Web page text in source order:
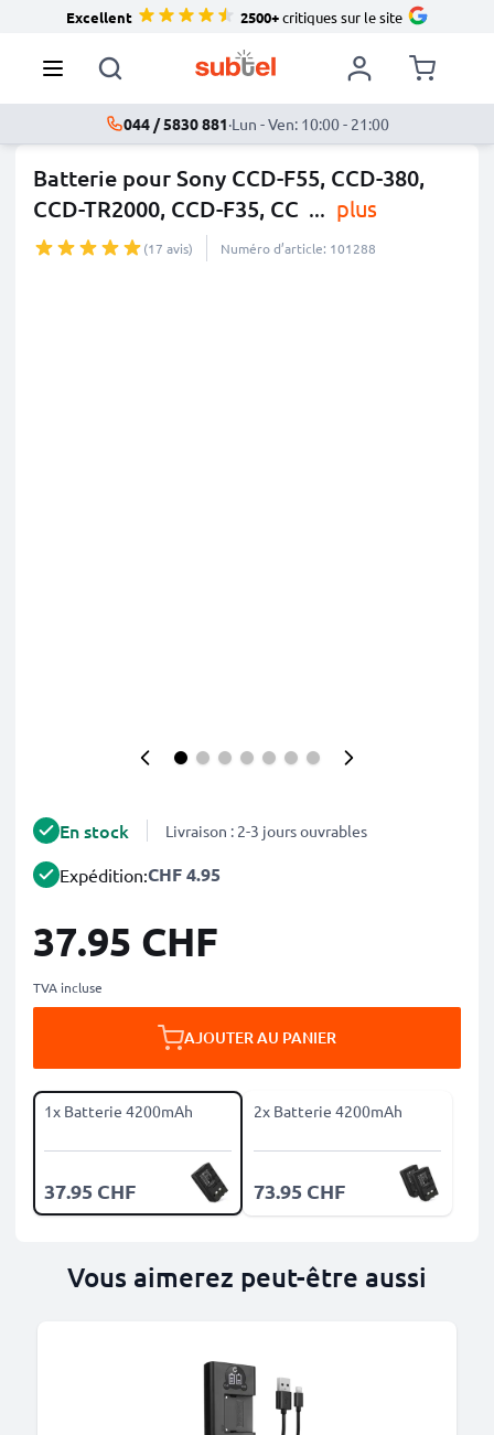
Excellent 2500+critiques sur le site
044 / 5830 881·Lun - Ven: 10:00 - 21:00
Batterie pour Sony CCD-F55, CCD-380,
CCD-TR2000, CCD-F35, CC ... plus
(17 avis) Numéro d’article: 101288
En stock Livraison : 2-3 jours ouvrables
Expédition:CHF 4.95
37.95 CHF
TVA incluse
AJOUTER AU PANIER
1x Batterie 4200mAh
37.95 CHF
2x Batterie 4200mAh
73.95 CHF
Vous aimerez peut-être aussi